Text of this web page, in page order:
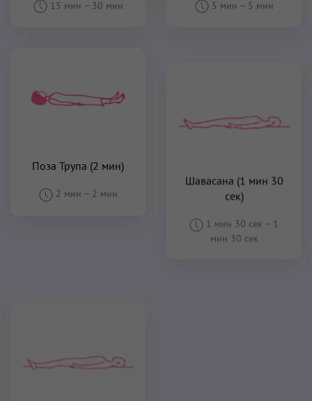
15 мин – 30 мин 5 мин – 5 мин
Поза Трупа (2 мин)
2 мин – 2 мин
сек)
мин 30 сек
Глубокая релаксация
(1 мин 30 сек)